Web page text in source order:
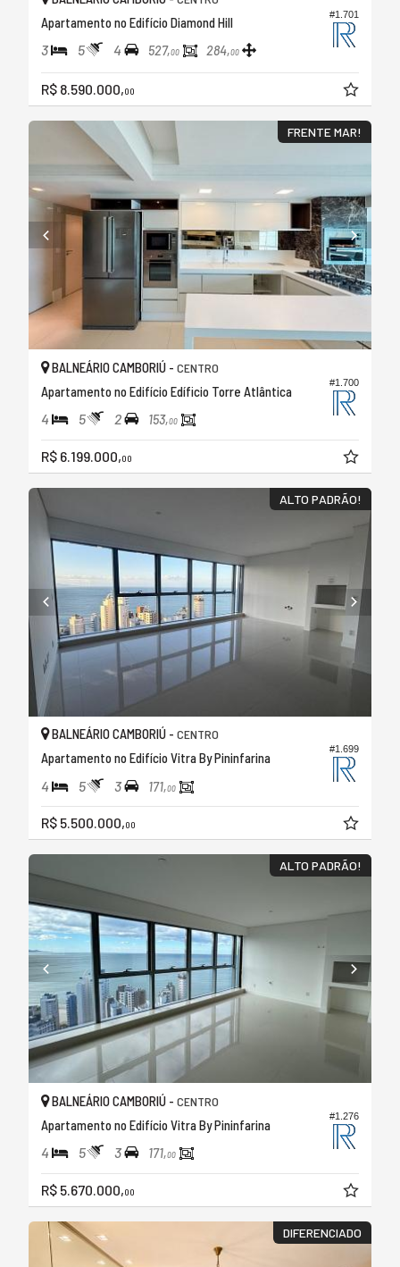
#1.701
Apartamento no Edifício Diamond Hill
3 5 4 527,00 284,00
R$ 8.590.000,00
FRENTE MAR!
#1.700
BALNEÁRIO CAMBORIÚ - CENTRO
Apartamento no Edifício Edíficio Torre Atlântica
4 5 2 153,00
R$ 6.199.000,00
ALTO PADRÃO!
#1.699
BALNEÁRIO CAMBORIÚ - CENTRO
Apartamento no Edifício Vitra By Pininfarina
4 5 3 171,00
R$ 5.500.000,00
ALTO PADRÃO!
#1.276
BALNEÁRIO CAMBORIÚ - CENTRO
Apartamento no Edifício Vitra By Pininfarina
4 5 3 171,00
R$ 5.670.000,00
DIFERENCIADO